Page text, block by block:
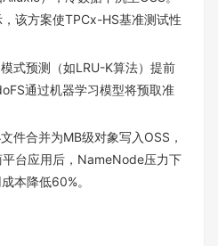
该方案使TPCx-HS基准测试性
模式预测（如LRU-K算法）提前
通过机器学习模型将预取准
文件合并为MB级对象写入OSS，
台应用后，NameNode压力下
本降低60%。